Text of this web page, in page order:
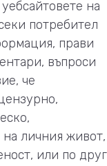
на
потребител
прави
въпроси
че
личния живот,
или по друг